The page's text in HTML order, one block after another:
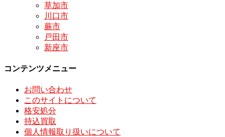
草加市
川口市
蕨市
戸田市
新座市
コンテンツメニュー
お問い合わせ
このサイトについて
格安処分
持込買取
個人情報取り扱いについて